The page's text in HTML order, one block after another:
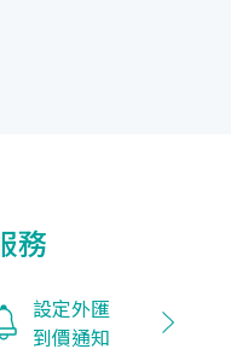
務
設定外匯
到價通知